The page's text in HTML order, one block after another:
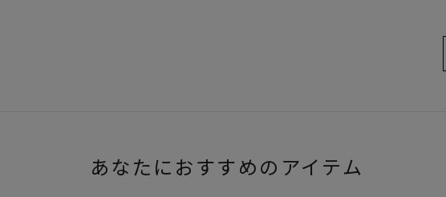
あなたにおすすめのアイテム